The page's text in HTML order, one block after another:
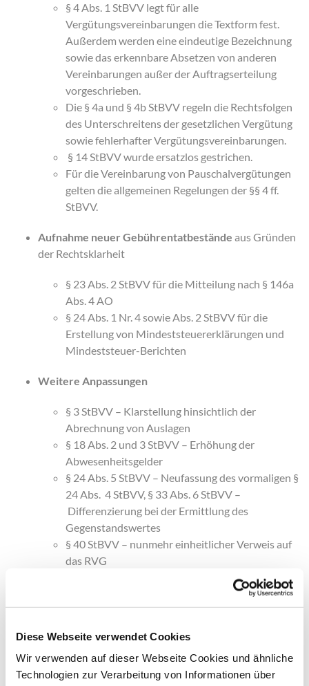
Diese Webseite verwendet Cookies
Wir verwenden auf dieser Webseite Cookies und ähnliche
Technologien zur Verarbeitung von Informationen über
§ 4 Abs. 1 StBVV legt für alle
Vergütungsvereinbarungen die Textform fest.
Außerdem werden eine eindeutige Bezeichnung
sowie das erkennbare Absetzen von anderen
Vereinbarungen außer der Auftragserteilung
vorgeschrieben.
Die § 4a und § 4b StBVV regeln die Rechtsfolgen
des Unterschreitens der gesetzlichen Vergütung
sowie fehlerhafter Vergütungsvereinbarungen.
§ 14 StBVV wurde ersatzlos gestrichen.
Für die Vereinbarung von Pauschalvergütungen
gelten die allgemeinen Regelungen der §§ 4 ff.
StBVV.
Aufnahme neuer Gebührentatbestände aus Gründen
der Rechtsklarheit
§ 23 Abs. 2 StBVV für die Mitteilung nach § 146a
Abs. 4 AO
§ 24 Abs. 1 Nr. 4 sowie Abs. 2 StBVV für die
Erstellung von Mindeststeuererklärungen und
Mindeststeuer-Berichten
Weitere Anpassungen
§ 3 StBVV – Klarstellung hinsichtlich der
Abrechnung von Auslagen
§ 18 Abs. 2 und 3 StBVV – Erhöhung der
Abwesenheitsgelder
§ 24 Abs. 5 StBVV – Neufassung des vormaligen §
24 Abs. 4 StBVV, § 33 Abs. 6 StBVV –
Differenzierung bei der Ermittlung des
Gegenstandswertes
§ 40 StBVV – nunmehr einheitlicher Verweis auf
das RVG
Übergangsregelung nach § 41 StBVV n.F.:Die
Vergütung wird nach bisherigem Recht berechnet,
erteilt wurde. Bei Jahresvereinbarungen gilt dies bis
zum Ablauf des Jahres, in dem die Änderung in Kraft
trat.